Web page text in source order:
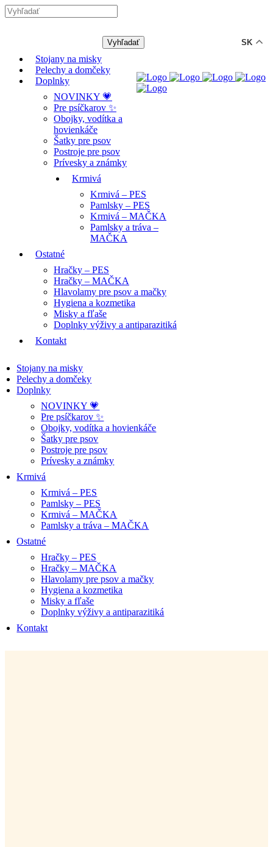
Stojany na misky
Pelechy a domčeky
Doplnky
NOVINKY 💗
Pre psíčkarov ✨
Obojky, vodítka a
hovienkáče
Šatky pre psov
Postroje pre psov
Prívesky a známky
Krmivá
Krmivá – PES
Pamlsky – PES
Krmivá – MAČKA
Pamlsky a tráva –
MAČKA
Ostatné
Hračky – PES
Hračky – MAČKA
Hlavolamy pre psov a mačky
Hygiena a kozmetika
Misky a fľaše
Doplnky výživy a antiparazitiká
Kontakt
Stojany na misky
Pelechy a domčeky
Doplnky
NOVINKY 💗
Pre psíčkarov ✨
Obojky, vodítka a hovienkáče
Šatky pre psov
Postroje pre psov
Prívesky a známky
Krmivá
Krmivá – PES
Pamlsky – PES
Krmivá – MAČKA
Pamlsky a tráva – MAČKA
Ostatné
Hračky – PES
Hračky – MAČKA
Hlavolamy pre psov a mačky
Hygiena a kozmetika
Misky a fľaše
Doplnky výživy a antiparazitiká
Kontakt
SK
-12% ZĽAVA s kódom "LETO12" ☀️